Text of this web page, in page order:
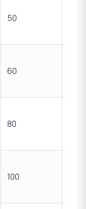
50
60
80
100